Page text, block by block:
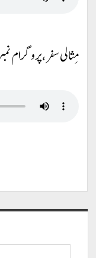
مِثالی سفر، پروگرام نمبر